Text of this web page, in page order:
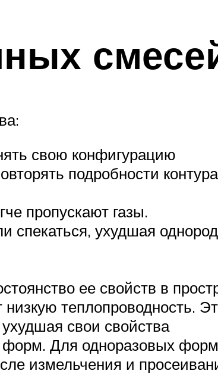
свою конфигурацию
подробности
пропускают газы.
ухудшая
ее свойств в
теплопроводность.
свои свойства
Для одноразовых форм
измельчения и